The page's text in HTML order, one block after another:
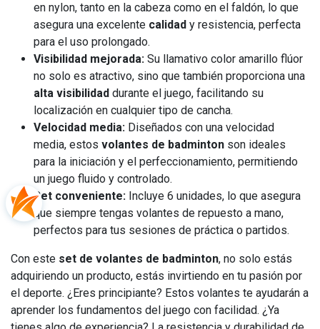
en nylon, tanto en la cabeza como en el faldón, lo que
asegura una excelente calidad y resistencia, perfecta
para el uso prolongado.
Visibilidad mejorada: Su llamativo color amarillo flúor
no solo es atractivo, sino que también proporciona una
alta visibilidad durante el juego, facilitando su
localización en cualquier tipo de cancha.
Velocidad media: Diseñados con una velocidad
media, estos volantes de badminton son ideales
para la iniciación y el perfeccionamiento, permitiendo
un juego fluido y controlado.
Set conveniente: Incluye 6 unidades, lo que asegura
que siempre tengas volantes de repuesto a mano,
perfectos para tus sesiones de práctica o partidos.
Con este set de volantes de badminton, no solo estás
adquiriendo un producto, estás invirtiendo en tu pasión por
el deporte. ¿Eres principiante? Estos volantes te ayudarán a
aprender los fundamentos del juego con facilidad. ¿Ya